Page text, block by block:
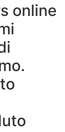
online